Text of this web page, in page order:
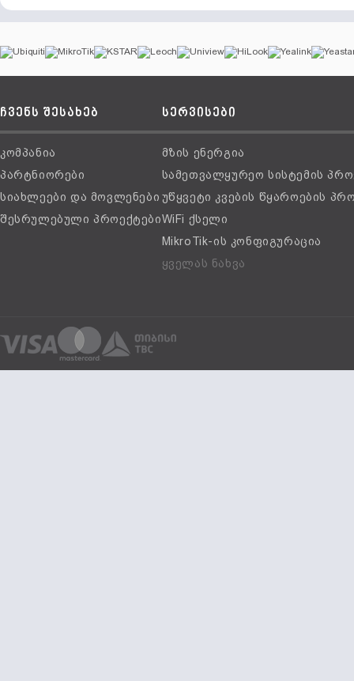
ჩვენს შესახებ
კომპანია
პარტნიორები
სიახლეები და მოვლენები
შესრულებული პროექტები
სერვისები
მზის ენერგია
სამეთვალყურეო სისტემის
უწყვეტი კვების წყაროების
WiFi ქსელი
MikroTik-ის კონფიგურაცია
ყველას ნახვა